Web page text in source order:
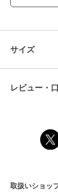
ブランド
サイズ
レビュー・
取扱いショッ